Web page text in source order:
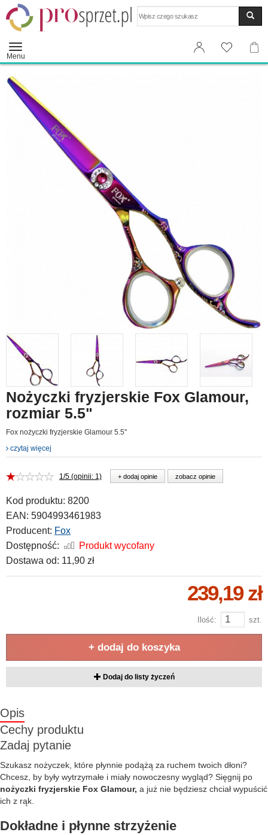
Menu
Nożyczki fryzjerskie Fox Glamour,
rozmiar 5.5"
Fox nożyczki fryzjerskie Glamour 5.5"
czytaj więcej
1/5 (opinii: 1) + dodaj opinie zobacz opinie
Kod produktu: 8200
EAN: 5904993461983
Producent: Fox
Dostępność:
Produkt wycofany
Dostawa od: 11,90 zł
239,19 zł
Ilość: szt.
+ dodaj do koszyka
Dodaj do listy życzeń
Opis
Cechy produktu
Zadaj pytanie
Szukasz nożyczek, które płynnie podążą za ruchem twoich dłoni?
Chcesz, by były wytrzymałe i miały nowoczesny wygląd? Sięgnij po
nożyczki fryzjerskie Fox Glamour, a już nie będziesz chciał wypuścić
ich z rąk.
Dokładne i płynne strzyżenie